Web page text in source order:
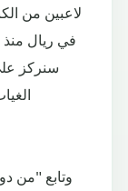
لاعبين من
في ريال
سنركز
وتابع "من